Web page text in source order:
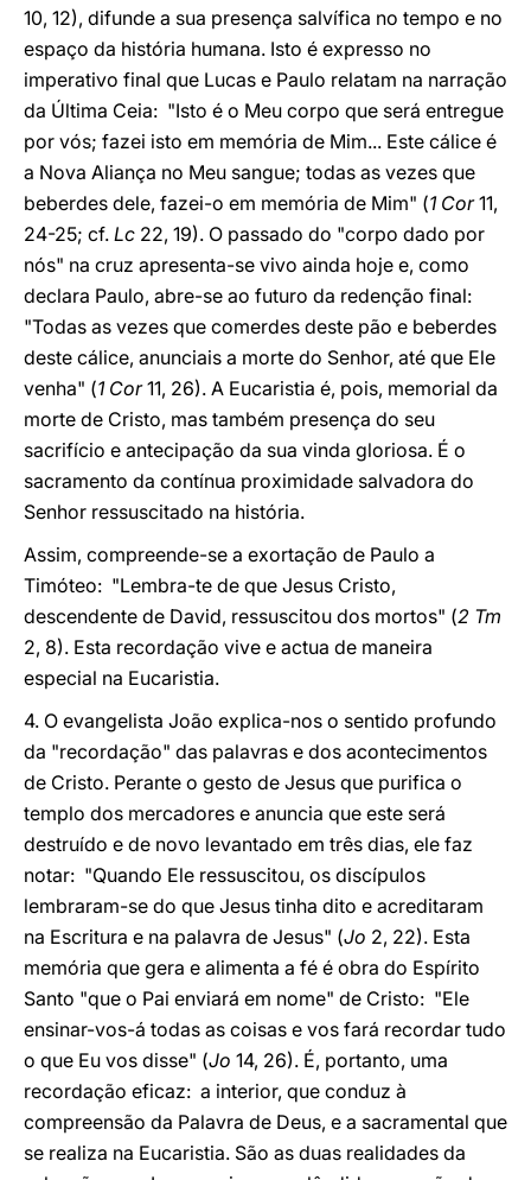
10, 12), difunde a sua presença salvífica no tempo e no
espaço da história humana. Isto é expresso no
imperativo final que Lucas e Paulo relatam na narração
da Última Ceia: "Isto é o Meu corpo que será entregue
por vós; fazei isto em memória de Mim... Este cálice é
a Nova Aliança no Meu sangue; todas as vezes que
beberdes dele, fazei-o em memória de Mim" (1 Cor11,
24-25; cf. Lc 22, 19). O passado do "corpo dado por
nós" na cruz apresenta-se vivo ainda hoje e, como
declara Paulo, abre-se ao futuro da redenção final:
"Todas as vezes que comerdes deste pão e beberdes
deste cálice, anunciais a morte do Senhor, até que Ele
venha" (1 Cor11, 26). A Eucaristia é, pois, memorial da
morte de Cristo, mas também presença do seu
sacrifício e antecipação da sua vinda gloriosa. É o
sacramento da contínua proximidade salvadora do
Senhor ressuscitado na história.
Assim, compreende-se a exortação de Paulo a
Timóteo: "Lembra-te de que Jesus Cristo,
descendente de David, ressuscitou dos mortos" (2 Tm
2, 8). Esta recordação vive e actua de maneira
especial na Eucaristia.
4. O evangelista João explica-nos o sentido profundo
da "recordação" das palavras e dos acontecimentos
de Cristo. Perante o gesto de Jesus que purifica o
templo dos mercadores e anuncia que este será
destruído e de novo levantado em três dias, ele faz
notar: "Quando Ele ressuscitou, os discípulos
lembraram-se do que Jesus tinha dito e acreditaram
na Escritura e na palavra de Jesus" (Jo 2, 22). Esta
memória que gera e alimenta a fé é obra do Espírito
Santo "que o Pai enviará em nome" de Cristo: "Ele
ensinar-vos-á todas as coisas e vos fará recordar tudo
o que Eu vos disse" (Jo 14, 26). É, portanto, uma
recordação eficaz: a interior, que conduz à
compreensão da Palavra de Deus, e a sacramental que
se realiza na Eucaristia. São as duas realidades da